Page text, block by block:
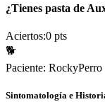
¿Tienes pasta de
Aciertos:0 pts
🐕
Paciente: RockyPerro
Sintomatología e